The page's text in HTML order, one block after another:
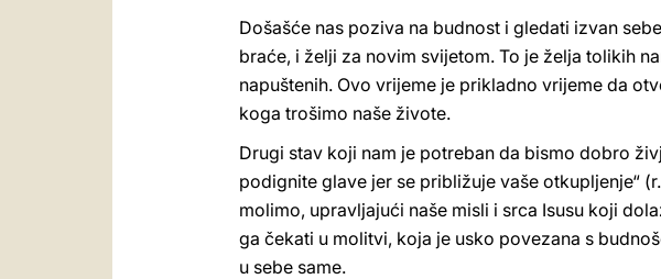
Došašće nas poziva na budnost i gledati izvan
braće, i želji za novim svijetom. To je želja tolikih
napuštenih. Ovo vrijeme je prikladno vrijeme da
koga trošimo naše živote.
Drugi stav koji nam je potreban da bismo dobro
podignite glave jer se približuje vaše otkupljenje“
molimo, upravljajući naše misli i srca Isusu koji
ga čekati u molitvi, koja je usko povezana s
u sebe same.